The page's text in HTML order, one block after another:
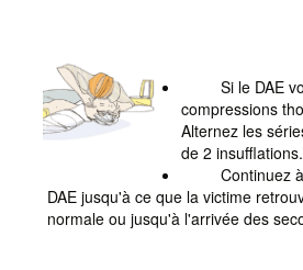
Si le DAE
compressions
Alternez les
de 2 insufflations.
Continuez à
DAE jusqu'à ce que la victime
normale ou jusqu'à l'arrivée des